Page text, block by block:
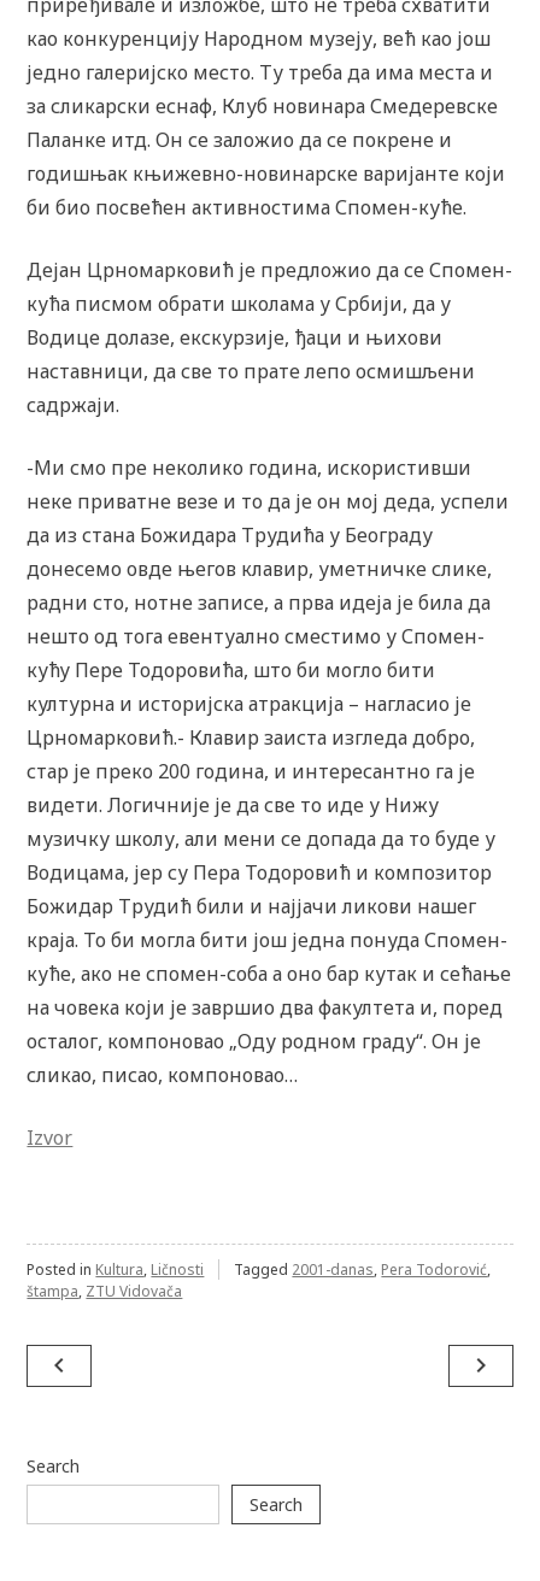
као конкуренцију Народном музеју, већ као још
једно галеријско место. Ту треба да има места и
за сликарски еснаф, Клуб новинара Смедеревске
Паланке итд. Он се заложио да се покрене и
годишњак књижевно-новинарске варијанте који
би био посвећен активностима Спомен-куће.
Дејан Црномарковић је предложио да се Спомен-
кућа писмом обрати школама у Србији, да у
Водице долазе, екскурзије, ђаци и њихови
наставници, да све то прате лепо осмишљени
садржаји.
-Ми смо пре неколико година, искористивши
неке приватне везе и то да је он мој деда, успели
да из стана Божидара Трудића у Београду
донесемо овде његов клавир, уметничке слике,
радни сто, нотне записе, а прва идеја је била да
нешто од тога евентуално сместимо у Спомен-
кућу Пере Тодоровића, што би могло бити
културна и историјска атракција – нагласио је
Црномарковић.- Клавир заиста изгледа добро,
стар је преко 200 година, и интересантно га је
видети. Логичније је да све то иде у Нижу
музичку школу, али мени се допада да то буде у
Водицама, јер су Пера Тодоровић и композитор
Божидар Трудић били и најјачи ликови нашег
краја. То би могла бити још једна понуда Спомен-
куће, ако не спомен-соба а оно бар кутак и сећање
на човека који је завршио два факултета и, поред
осталог, компоновао „Оду родном граду“. Он је
сликао, писао, компоновао…
Izvor
Posted in Kultura, Ličnosti Tagged 2001-danas, Pera Todorović,
štampa, ZTU Vidovača
Post
navigation
navigate_before navigate_next
Search
Search